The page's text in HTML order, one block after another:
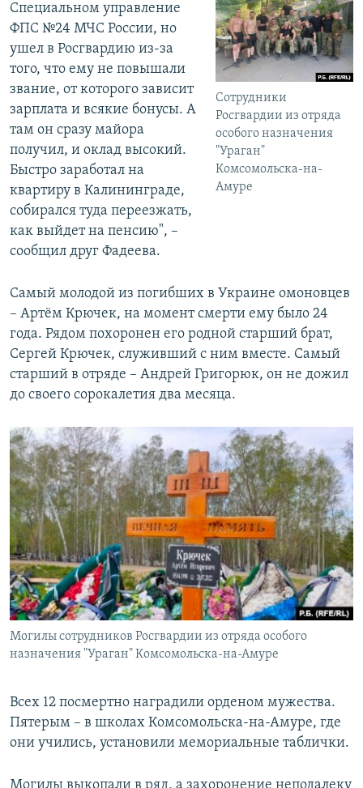
Сотрудники
Росгвардии из отряда
особого назначения
"Ураган"
Комсомольска-на-
Амуре
Специальном управление
ФПС №24 МЧС России, но
ушел в Росгвардию из-за
того, что ему не повышали
звание, от которого зависит
зарплата и всякие бонусы. А
там он сразу майора
получил, и оклад высокий.
Быстро заработал на
квартиру в Калининграде,
собирался туда переезжать,
как выйдет на пенсию", –
сообщил друг Фадеева.
Самый молодой из погибших в Украине омоновцев
– Артём Крючек, на момент смерти ему было 24
года. Рядом похоронен его родной старший брат,
Сергей Крючек, служивший с ним вместе. Самый
старший в отряде – Андрей Григорюк, он не дожил
до своего сорокалетия два месяца.
Могилы сотрудников Росгвардии из отряда особого
назначения "Ураган" Комсомольска-на-Амуре
Всех 12 посмертно наградили орденом мужества.
Пятерым – в школах Комсомольска-на-Амуре, где
они учились, установили мемориальные таблички.